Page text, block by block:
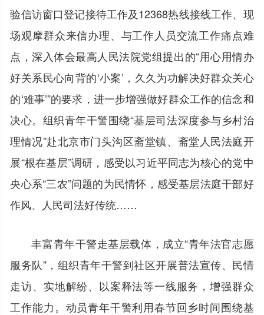
验信访窗口登记接待工作及12368热线接线工作、现
场观摩群众来信办理、与工作人员交流工作痛点难
点，深入体会最高人民法院党组提出的“用心用情办
好关系民心向背的‘小案’，久久为功解决好群众关心
的‘难事’”的要求，进一步增强做好群众工作的信念和
决心。组织青年干警围绕“基层司法深度参与乡村治
理情况”赴北京市门头沟区斋堂镇、斋堂人民法庭开
展“根在基层”调研，感受以习近平同志为核心的党中
央心系“三农”问题的为民情怀，感受基层法庭干部好
作风、人民司法好传统……
丰富青年干警走基层载体，成立“青年法官志愿
服务队”，组织青年干警到社区开展普法宣传、民情
走访、实地解纷、以案释法等一线服务，增强群众
工作能力。动员青年干警利用春节回乡时间围绕基